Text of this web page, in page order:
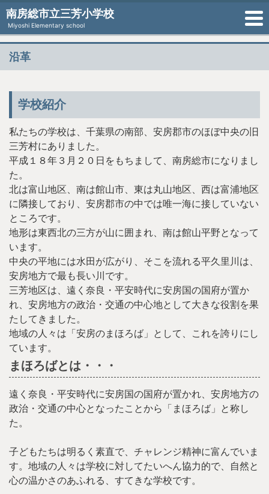
南房総市立三芳小学校
Miyoshi Elementary school
沿革
学校紹介
私たちの学校は、千葉県の南部、安房郡市のほぼ中央の旧
三芳村にありました。
平成１８年３月２０日をもちまして、南房総市になりまし
た。
北は富山地区、南は館山市、東は丸山地区、西は富浦地区
に隣接しており、安房郡市の中では唯一海に接していない
ところです。
地形は東西北の三方が山に囲まれ、南は館山平野となって
います。
中央の平地には水田が広がり、そこを流れる平久里川は、
安房地方で最も長い川です。
三芳地区は、遠く奈良・平安時代に安房国の国府が置か
れ、安房地方の政治・交通の中心地として大きな役割を果
たしてきました。
地域の人々は「安房のまほろば」として、これを誇りにし
ています。
まほろばとは・・・
遠く奈良・平安時代に安房国の国府が置かれ、安房地方の
政治・交通の中心となったことから「まほろば」と称し
た。
子どもたちは明るく素直で、チャレンジ精神に富んでいま
す。地域の人々は学校に対してたいへん協力的で、自然と
心の温かさのあふれる、すてきな学校です。